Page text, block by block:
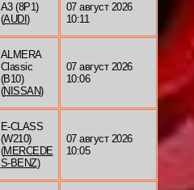
A3 (8P1)
(AUDI )
07 август 2026
10:11
ALMERA
Classic
(B10)
(NISSAN)
07 август 2026
10:06
E-CLASS
(W210)
(MERCEDE
S-BENZ)
07 август 2026
10:05